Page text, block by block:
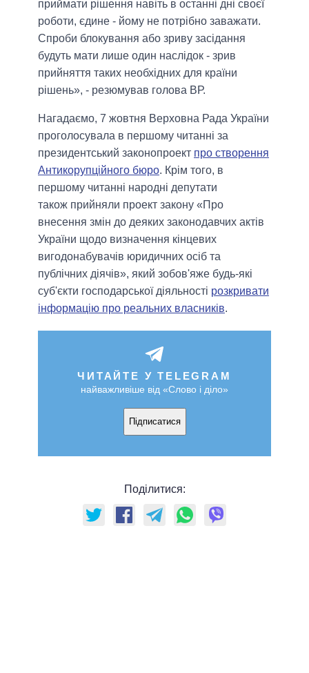
приймати рішення навіть в останні дні своєї
роботи, єдине - йому не потрібно заважати.
Спроби блокування або зриву засідання
будуть мати лише один наслідок - зрив
прийняття таких необхідних для країни
рішень», - резюмував голова ВР.
Нагадаємо, 7 жовтня Верховна Рада України
проголосувала в першому читанні за
президентський законопроект про створення
Антикорупційного бюро. Крім того, в
першому читанні народні депутати
також прийняли проект закону «Про
внесення змін до деяких законодавчих актів
України щодо визначення кінцевих
вигодонабувачів юридичних осіб та
публічних діячів», який зобов'яже будь-які
суб'єкти господарської діяльності розкривати
інформацію про реальних власників.
ЧИТАЙТЕ У TELEGRAM
найважливіше від «Слово і діло»
Підписатися
Поділитися: